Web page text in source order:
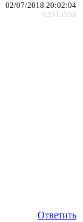
02/07/2018 20:02:04
#2513598
Ответить